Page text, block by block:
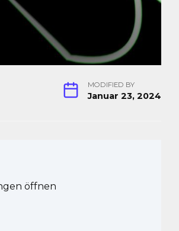
MODIFIED BY
Januar 23, 2024
öffnen